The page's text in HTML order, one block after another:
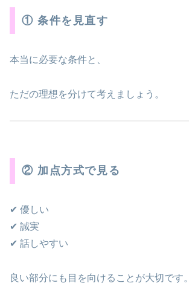
① 条件を見直す
本当に必要な条件と、
ただの理想を分けて考えましょう。
② 加点方式で見る
✔ 優しい
✔ 誠実
✔ 話しやすい
良い部分にも目を向けることが大切です。